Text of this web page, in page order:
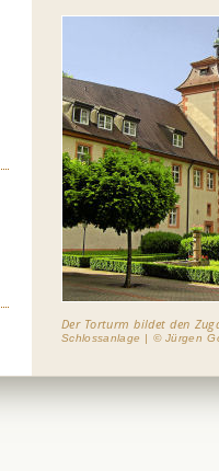
Der Torturm bildet den
Schlossanlage | © Jürgen